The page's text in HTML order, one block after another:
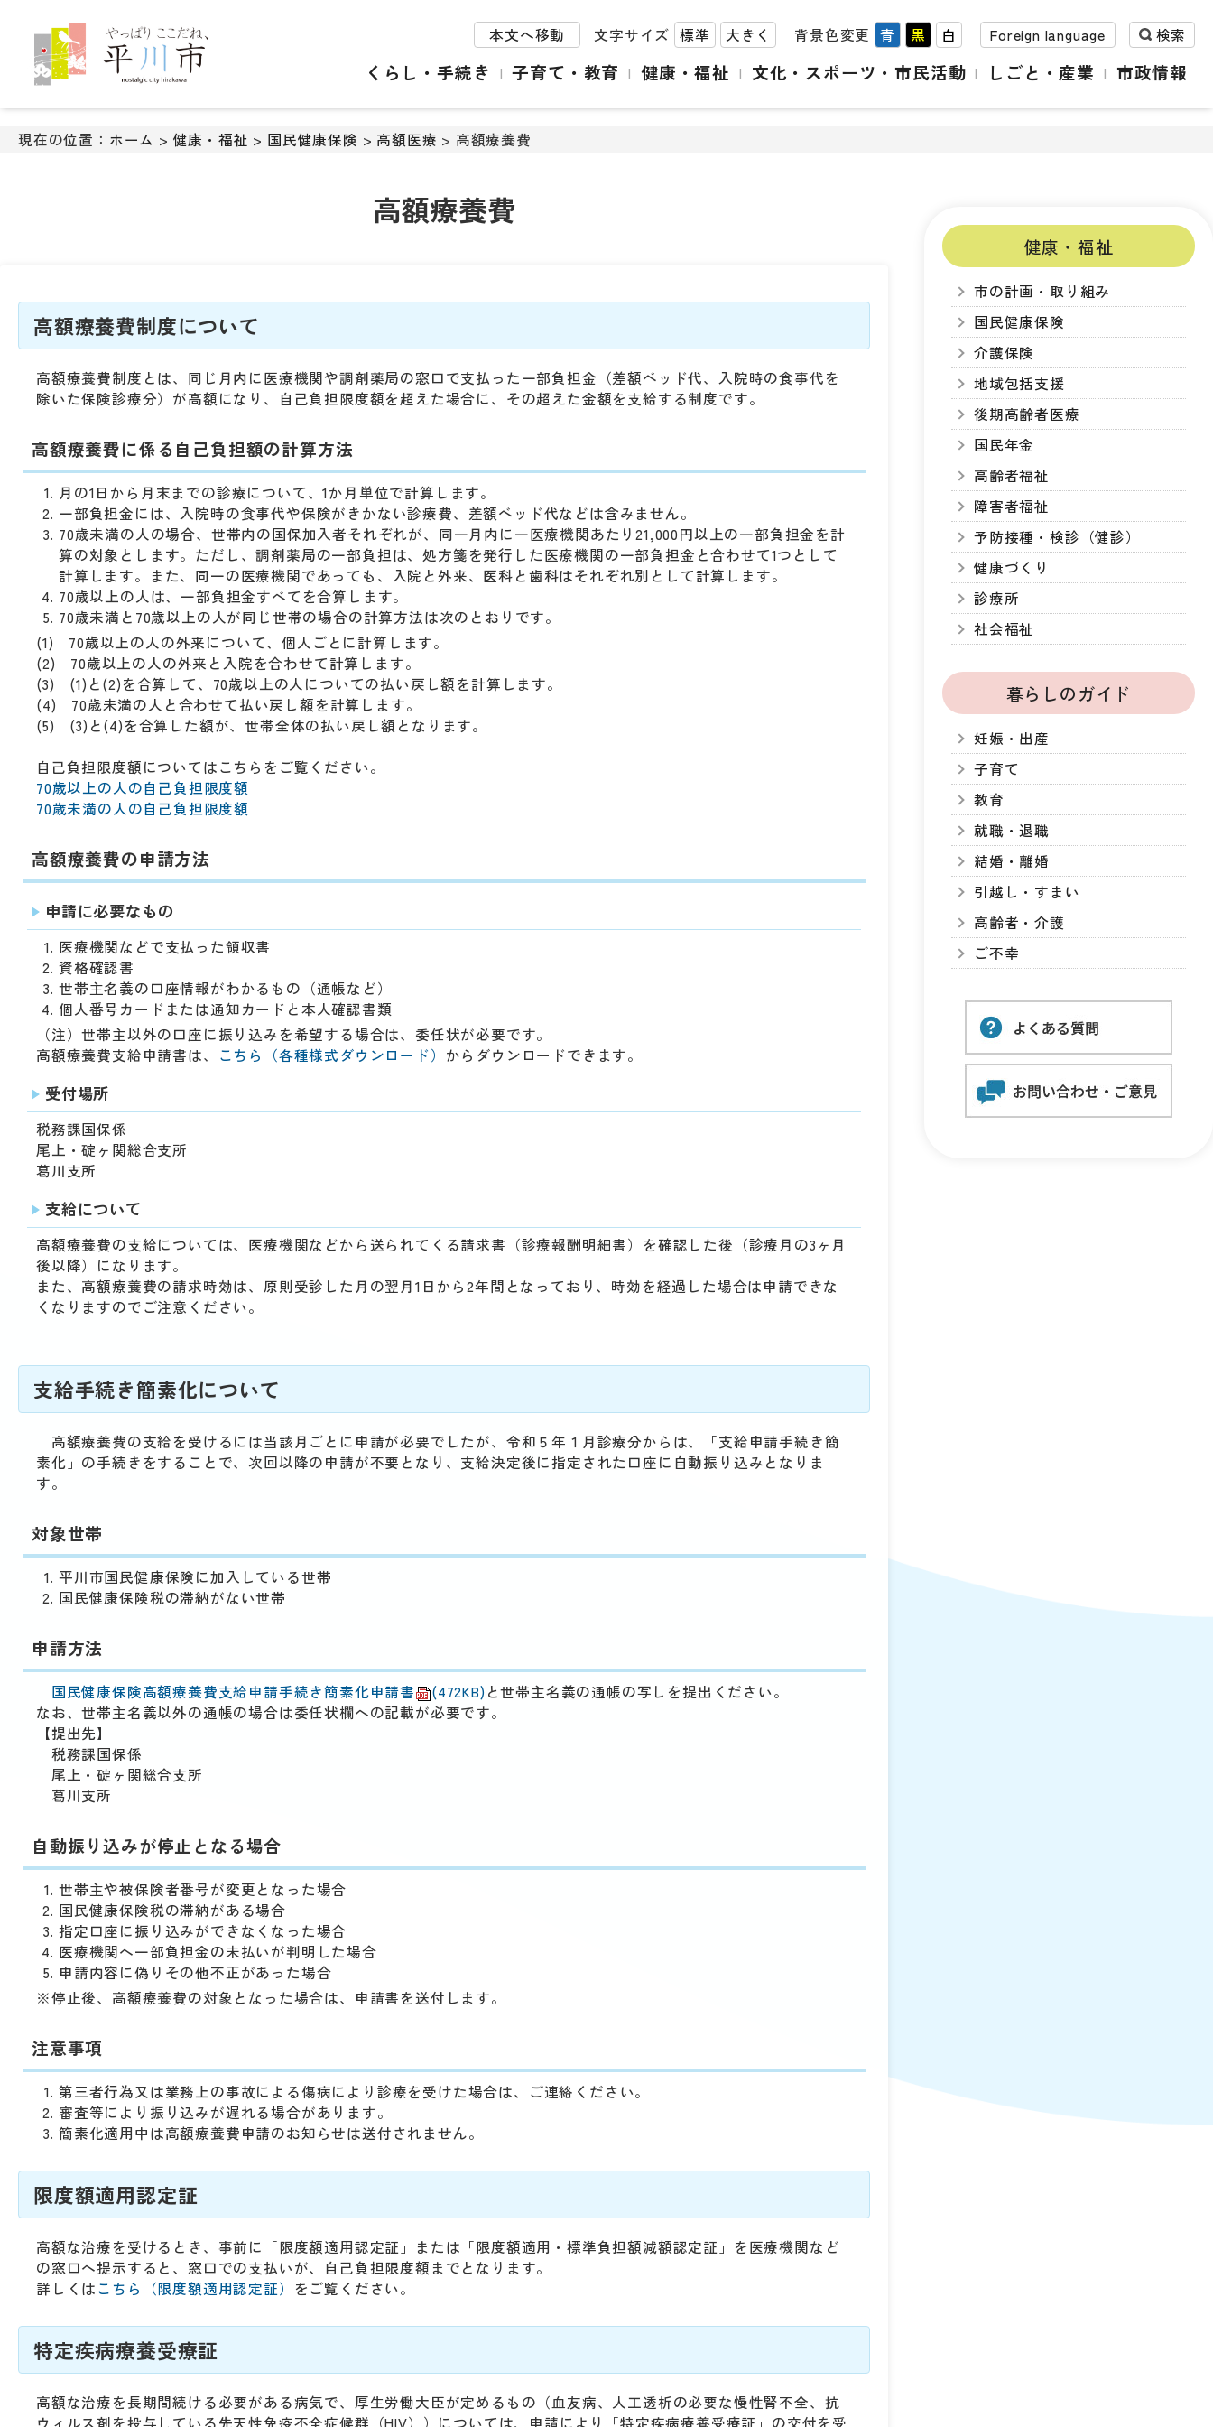
ョ
本文へ移動 文字サイズ 標準 大きく 背景色変更 青 黒 白 Foreign language 検索
くらし・手続き 子育て・教育 健康・福祉 文化・スポーツ・市民活動 しごと・産業 市政情報
現在の位置： ホーム > 健康・福祉 > 国民健康保険 > 高額医療 > 高額療養費
高額療養費
高額療養費制度について
高額療養費制度とは、同じ月内に医療機関や調剤薬局の窓口で支払った一部負担金（差額ベッド代、入院時の食事代を
除いた保険診療分）が高額になり、自己負担限度額を超えた場合に、その超えた金額を支給する制度です。
高額療養費に係る自己負担額の計算方法
月の1日から月末までの診療について、1か月単位で計算します。
一部負担金には、入院時の食事代や保険がきかない診療費、差額ベッド代などは含みません。
70歳未満の人の場合、世帯内の国保加入者それぞれが、同一月内に一医療機関あたり21,000円以上の一部負担金を計
算の対象とします。ただし、調剤薬局の一部負担は、処方箋を発行した医療機関の一部負担金と合わせて1つとして
計算します。また、同一の医療機関であっても、入院と外来、医科と歯科はそれぞれ別として計算します。
70歳以上の人は、一部負担金すべてを合算します。
70歳未満と70歳以上の人が同じ世帯の場合の計算方法は次のとおりです。
(1) 70歳以上の人の外来について、個人ごとに計算します。
(2) 70歳以上の人の外来と入院を合わせて計算します。
(3) (1)と(2)を合算して、70歳以上の人についての払い戻し額を計算します。
(4) 70歳未満の人と合わせて払い戻し額を計算します。
(5) (3)と(4)を合算した額が、世帯全体の払い戻し額となります。
自己負担限度額についてはこちらをご覧ください。
70歳以上の人の自己負担限度額
70歳未満の人の自己負担限度額
高額療養費の申請方法
申請に必要なもの
医療機関などで支払った領収書
資格確認書
世帯主名義の口座情報がわかるもの（通帳など）
個人番号カードまたは通知カードと本人確認書類
（注）世帯主以外の口座に振り込みを希望する場合は、委任状が必要です。
高額療養費支給申請書は、
こちら（各種様式ダウンロード） からダウンロードできます。
受付場所
税務課国保係
尾上・碇ヶ関総合支所
葛川支所
支給について
高額療養費の支給については、医療機関などから送られてくる請求書（診療報酬明細書）を確認した後（診療月の3ヶ月
後以降）になります。
また、高額療養費の請求時効は、原則受診した月の翌月1日から2年間となっており、時効を経過した場合は申請できな
くなりますのでご注意ください。
支給手続き簡素化について
高額療養費の支給を受けるには当該月ごとに申請が必要でしたが、令和５年１月診療分からは、「支給申請手続き簡
素化」の手続きをすることで、次回以降の申請が不要となり、支給決定後に指定された口座に自動振り込みとなりま
す。
対象世帯
平川市国民健康保険に加入している世帯
国民健康保険税の滞納がない世帯
申請方法
国民健康保険高額療養費支給申請手続き簡素化申請書 (472KB) と世帯主名義の通帳の写しを提出ください。
なお、世帯主名義以外の通帳の場合は委任状欄への記載が必要です。
【提出先】
税務課国保係
尾上・碇ヶ関総合支所
葛川支所
自動振り込みが停止となる場合
世帯主や被保険者番号が変更となった場合
国民健康保険税の滞納がある場合
指定口座に振り込みができなくなった場合
医療機関へ一部負担金の未払いが判明した場合
申請内容に偽りその他不正があった場合
※停止後、高額療養費の対象となった場合は、申請書を送付します。
注意事項
第三者行為又は業務上の事故による傷病により診療を受けた場合は、ご連絡ください。
審査等により振り込みが遅れる場合があります。
簡素化適用中は高額療養費申請のお知らせは送付されません。
限度額適用認定証
高額な治療を受けるとき、事前に「限度額適用認定証」または「限度額適用・標準負担額減額認定証」を医療機関など
の窓口へ提示すると、窓口での支払いが、自己負担限度額までとなります。
詳しくはこちら（限度額適用認定証） をご覧ください。
特定疾病療養受療証
高額な治療を長期間続ける必要がある病気で、厚生労働大臣が定めるもの（血友病、人工透析の必要な慢性腎不全、抗
健康・福祉
市の計画・取り組み
国民健康保険
介護保険
地域包括支援
後期高齢者医療
国民年金
高齢者福祉
障害者福祉
予防接種・検診（健診）
健康づくり
診療所
社会福祉
暮らしのガイド
妊娠・出産
子育て
教育
就職・退職
結婚・離婚
引越し・すまい
高齢者・介護
ご不幸